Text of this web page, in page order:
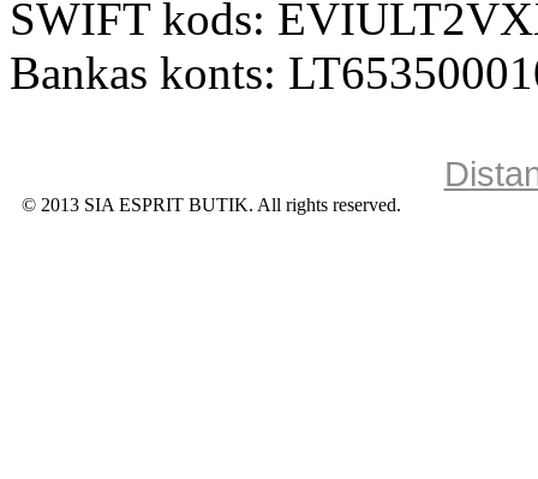
SWIFT kods:
Bankas konts:
© 2013 SIA ESPRIT BUTIK. All rights reserved.